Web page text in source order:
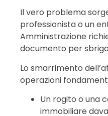
Il vero problema
professionista o un
Amministrazione
documento per
Lo smarrimento
operazioni
Un rogito o una
immobiliare